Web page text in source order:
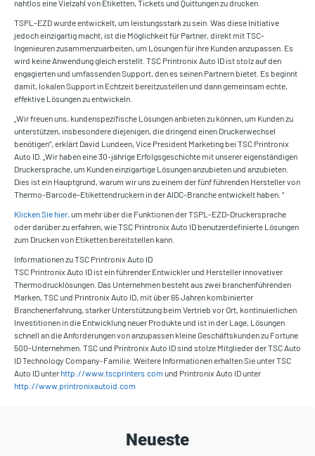
nahtlos eine Vielzahl von Etiketten, Tickets und Quittungen zu drucken.
TSPL-EZD wurde entwickelt, um leistungsstark zu sein. Was diese Initiative
jedoch einzigartig macht, ist die Möglichkeit für Partner, direkt mit TSC-
Ingenieuren zusammenzuarbeiten, um Lösungen für ihre Kunden anzupassen. Es
wird keine Anwendung gleich erstellt. TSC Printronix Auto ID ist stolz auf den
engagierten und umfassenden Support, den es seinen Partnern bietet. Es beginnt
damit, lokalen Support in Echtzeit bereitzustellen und dann gemeinsam echte,
effektive Lösungen zu entwickeln.
„Wir freuen uns, kundenspezifische Lösungen anbieten zu können, um Kunden zu
unterstützen, insbesondere diejenigen, die dringend einen Druckerwechsel
benötigen“, erklärt David Lundeen, Vice President Marketing bei TSC Printronix
Auto ID. „Wir haben eine 30-jährige Erfolgsgeschichte mit unserer eigenständigen
Druckersprache, um Kunden einzigartige Lösungen anzubieten und anzubieten.
Dies ist ein Hauptgrund, warum wir uns zu einem der fünf führenden Hersteller von
Thermo-Barcode-Etikettendruckern in der AIDC-Branche entwickelt haben. “
Klicken Sie hier, um mehr über die Funktionen der TSPL-EZD-Druckersprache
oder darüber zu erfahren, wie TSC Printronix Auto ID benutzerdefinierte Lösungen
zum Drucken von Etiketten bereitstellen kann.
Informationen zu TSC Printronix Auto ID
TSC Printronix Auto ID ist ein führender Entwickler und Hersteller innovativer
Thermodrucklösungen. Das Unternehmen besteht aus zwei branchenführenden
Marken, TSC und Printronix Auto ID, mit über 65 Jahren kombinierter
Branchenerfahrung, starker Unterstützung beim Vertrieb vor Ort, kontinuierlichen
Investitionen in die Entwicklung neuer Produkte und ist in der Lage, Lösungen
schnell an die Anforderungen von anzupassen kleine Geschäftskunden zu Fortune
500-Unternehmen. TSC und Printronix Auto ID sind stolze Mitglieder der TSC Auto
ID Technology Company-Familie. Weitere Informationen erhalten Sie unter TSC
Auto ID unter http://www.tscprinters.com und Printronix Auto ID unter
http://www.printronixautoid.com
Neueste